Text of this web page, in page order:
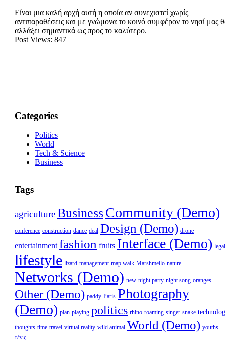
Είναι μια καλή αρχή αυτή η οποία αν συνεχιστεί χωρίς
αντιπαραθέσεις και με γνώμονα το κοινό συμφέρον το νησί μας
αλλάξει σημαντικά ως προς το καλύτερο.
Post Views: 847
Categories
Politics
World
Tech & Science
Business
Tags
agricultureBusinessCommunity (Demo)
conference construction dance deal Design (Demo) drone
entertainment fashion fruits Interface (Demo) legal
lifestyle lizard management map walk Marshmello nature
Networks (Demo) new night party night song oranges
Other (Demo) paddy Paris Photography
(Demo) plan playing politics rhino roaming singer snake
thoughts time travel virtual reality wild animal World (Demo) youths
τένις